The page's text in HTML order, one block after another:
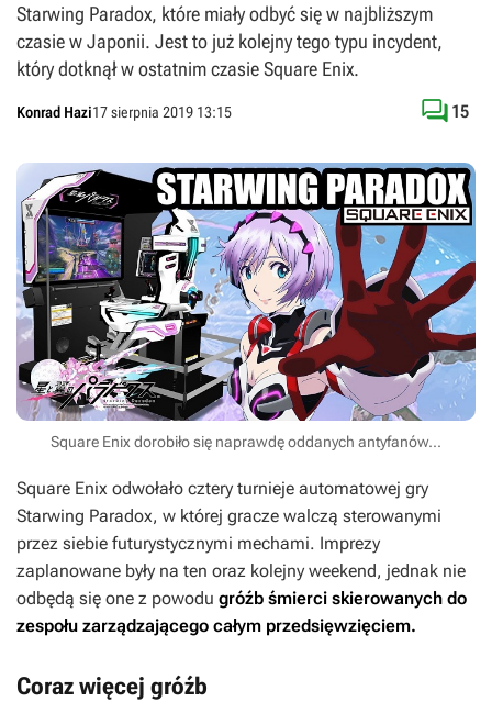
Starwing Paradox, które miały odbyć się w najbliższym
czasie w Japonii. Jest to już kolejny tego typu incydent,
który dotknął w ostatnim czasie Square Enix.
Konrad Hazi17 sierpnia 2019 13:15  15
Square Enix dorobiło się naprawdę oddanych antyfanów...
Square Enix odwołało cztery turnieje automatowej gry
Starwing Paradox, w której gracze walczą sterowanymi
przez siebie futurystycznymi mechami. Imprezy
zaplanowane były na ten oraz kolejny weekend, jednak nie
odbędą się one z powodu gróźb śmierci skierowanych do
zespołu zarządzającego całym przedsięwzięciem.
Coraz więcej gróźb